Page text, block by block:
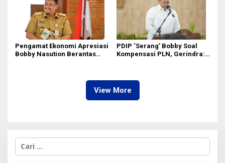
Pengamat Ekonomi Apresiasi
Bobby Nasution Berantas
PDIP ‘Serang’ Bobby Soal
Kompensasi PLN, Gerindra:
View More
C